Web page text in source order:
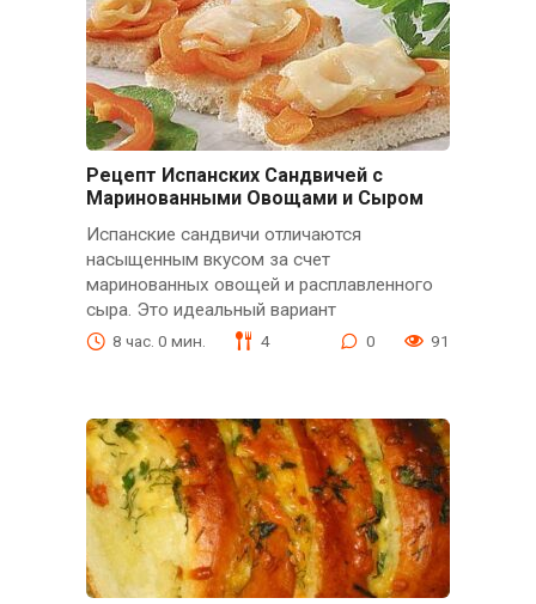
Рецепт Испанских Сандвичей с
Маринованными Овощами и Сыром
Испанские сандвичи отличаются
насыщенным вкусом за счет
маринованных овощей и расплавленного
сыра. Это идеальный вариант
8 час. 0 мин. 4 0 91